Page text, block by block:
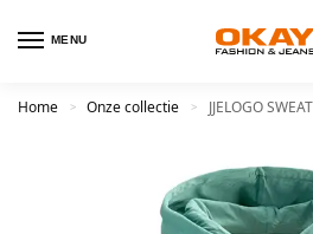
MENU
Home > Onze collectie > JJELOGO